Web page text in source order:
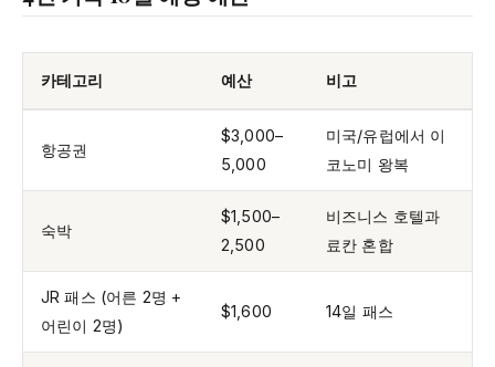
카테고리 예산 비고
항공권
$3,000–
5,000
미국/유럽에서 이
코노미 왕복
숙박
$1,500–
2,500
비즈니스 호텔과
료칸 혼합
JR 패스 (어른 2명 +
어린이 2명)
$1,600 14일 패스